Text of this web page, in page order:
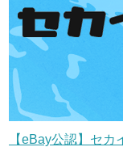
【eBay公認】セカ